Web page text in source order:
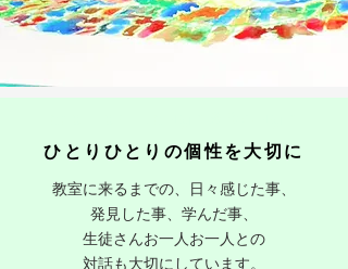
ひとりひとりの個性を大切に
教室に来るまでの、日々感じた事、
発見した事、学んだ事、
生徒さんお一人お一人との
対話も大切にしています。